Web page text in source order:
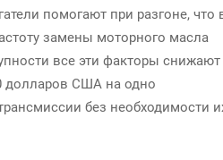
помогают при разгоне, что
замены моторного масла
все эти факторы снижают
долларов США на одно
без необходимости